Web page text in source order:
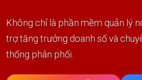
Không chỉ là phần mềm quản lý
trợ tăng trưởng doanh số và
thống phân phối.